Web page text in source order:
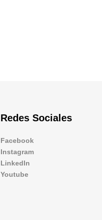
Redes Sociales
Facebook
Instagram
LinkedIn
Youtube